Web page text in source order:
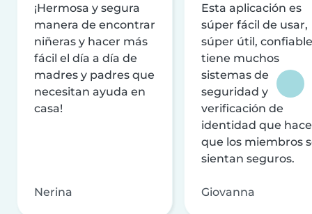
¡Hermosa y segura
manera de encontrar
niñeras y hacer más
fácil el día a día de
madres y padres que
necesitan ayuda en
casa!
Nerina
Esta aplicación es
súper fácil de usar,
súper útil,
tiene muchos
sistemas de
seguridad y
verificación de
identidad que
que los miembros
sientan seguros.
Giovanna